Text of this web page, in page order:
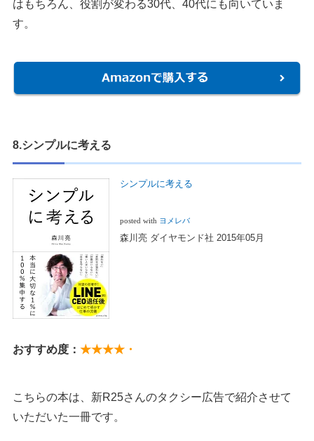
はもちろん、役割が変わる30代、40代にも向いていま
す。
8.シンプルに考える
シンプルに考える
posted with ヨメレバ
森川亮 ダイヤモンド社 2015年05月
おすすめ度： ★★★★・
こちらの本は、新R25さんのタクシー広告で紹介させて
いただいた一冊です。